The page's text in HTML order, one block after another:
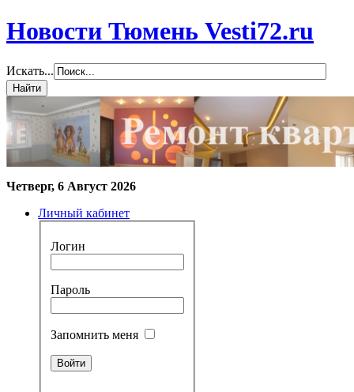
Новости Тюмень Vesti72.ru
Искать...
Четверг, 6 Август 2026
Личный кабинет
Логин
Пароль
Запомнить меня